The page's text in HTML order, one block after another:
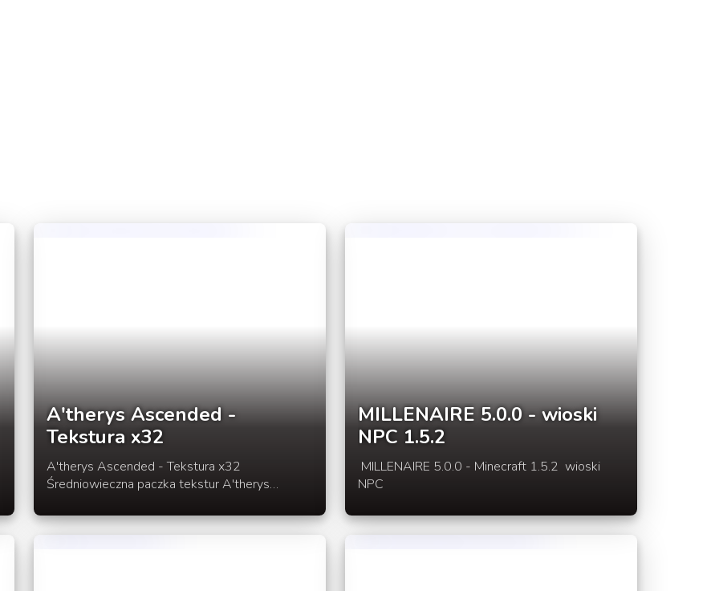
A'therys Ascended -
Tekstura x32
A'therys Ascended - Tekstura x32
Średniowieczna paczka tekstur A'therys
innych paczek - JohnSmith, Summerfield's oraz
Conquest. Rozmiar paczki to x32,
MILLENAIRE 5.0.0 - wioski
NPC 1.5.2
MILLENAIRE 5.0.0 - Minecraft 1.5.2 wioski
NPC